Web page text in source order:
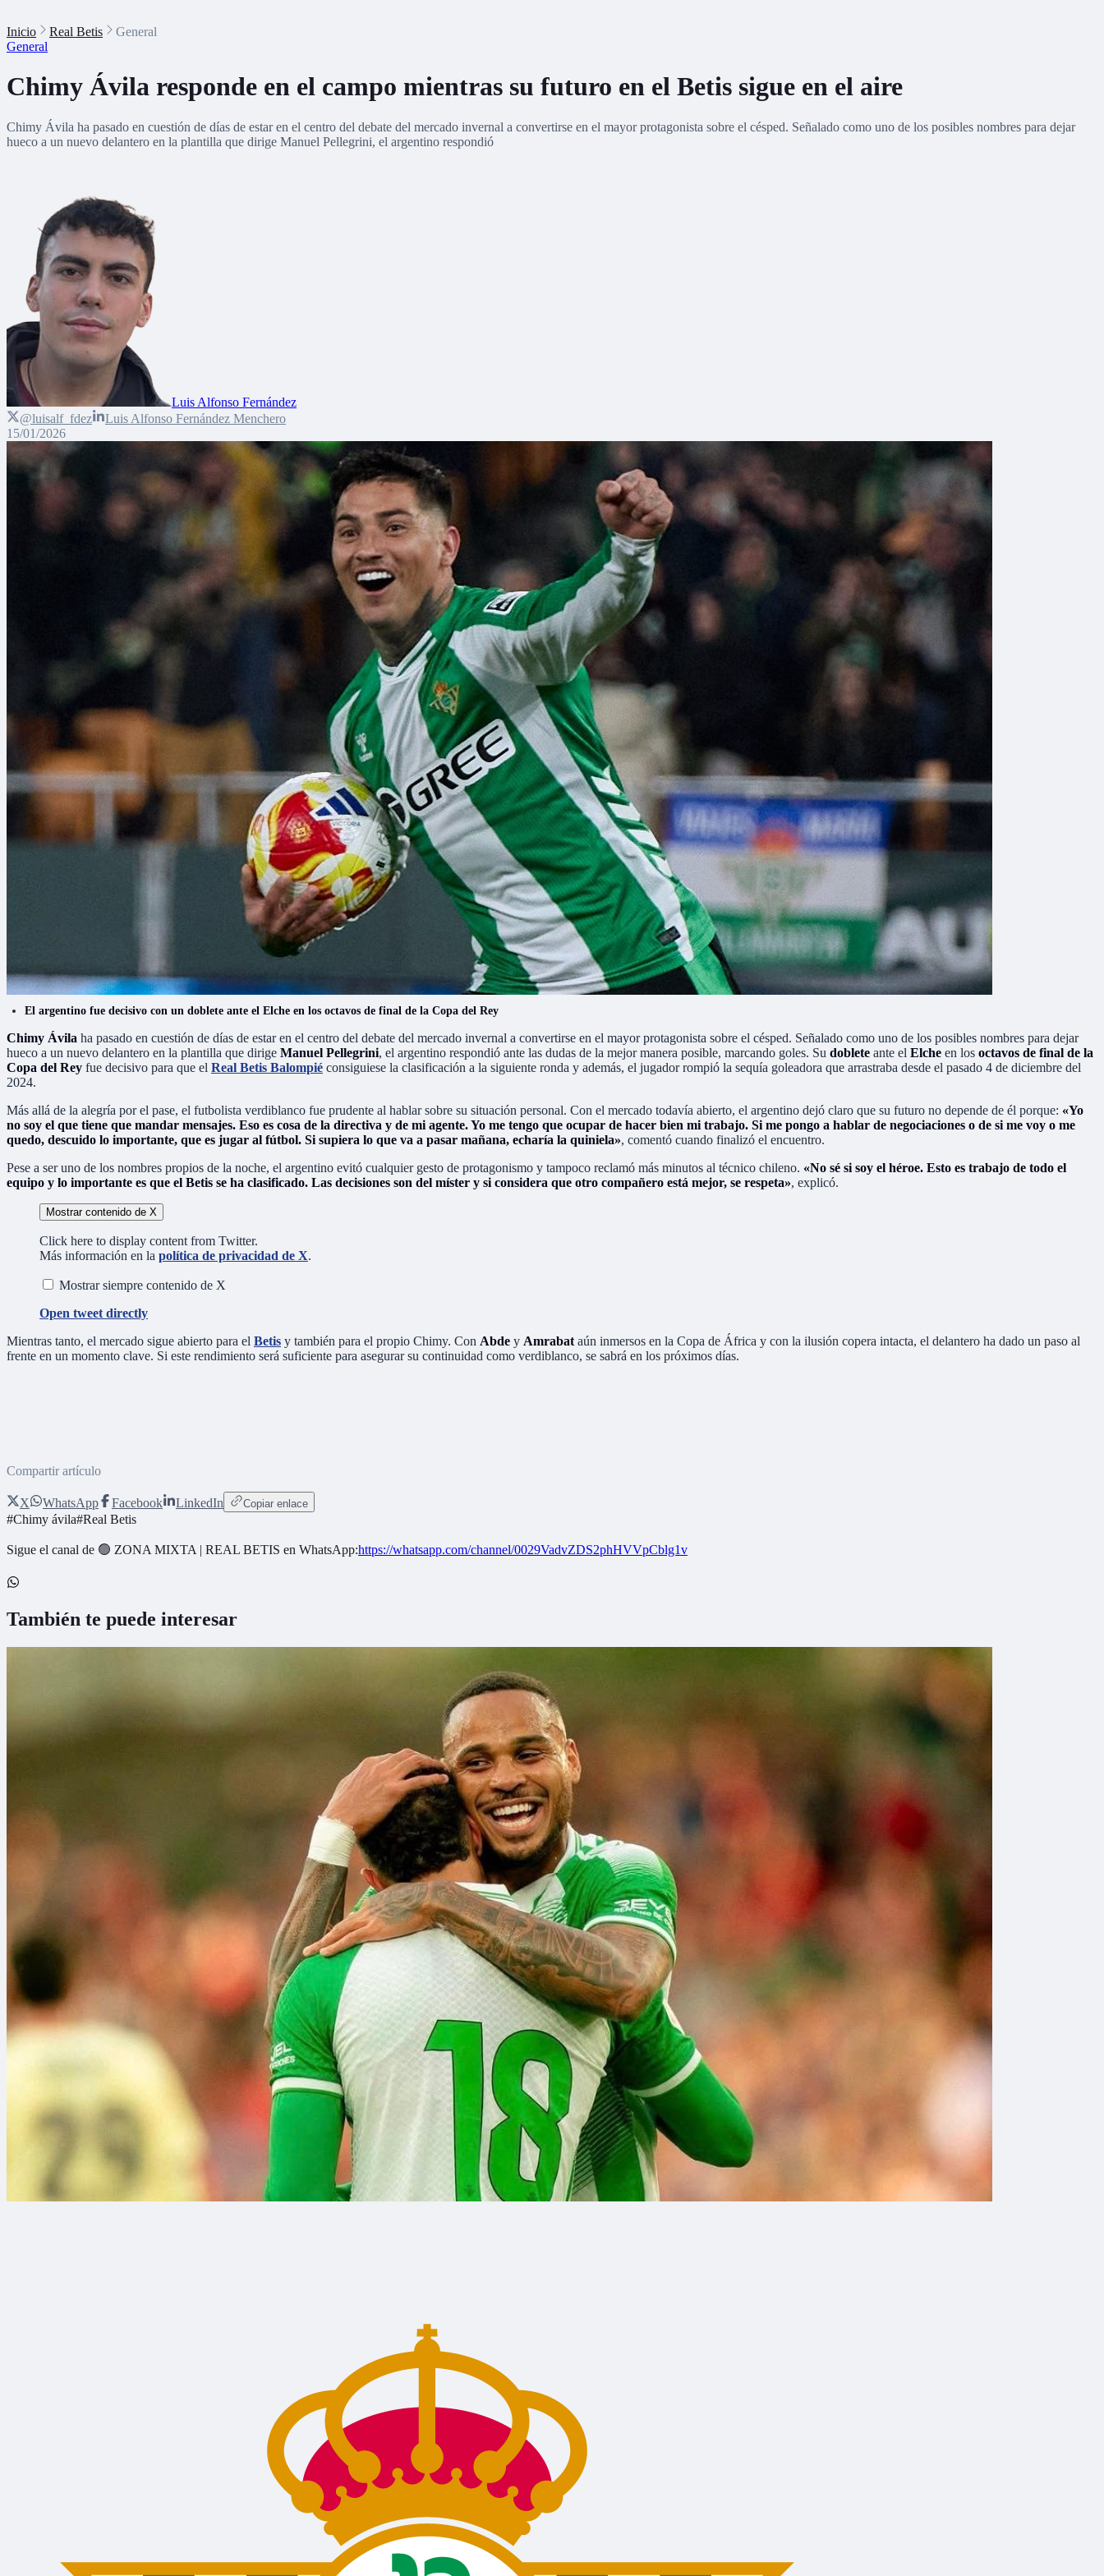
Inicio Real Betis
General
General
Chimy Ávila responde en el campo mientras su futuro en el Betis sigue en el aire
Chimy Ávila ha pasado en cuestión de días de estar en el centro del debate del mercado invernal a convertirse en el mayor protagonista sobre el césped. Señalado como uno de los posibles nombres para dejar
hueco a un nuevo delantero en la plantilla que dirige Manuel Pellegrini, el argentino respondió
Luis Alfonso Fernández
@luisalf_fdez
Luis Alfonso Fernández Menchero
15/01/2026
El argentino fue decisivo con un doblete ante el Elche en los octavos de final de la Copa del Rey
Chimy Ávila ha pasado en cuestión de días de estar en el centro del debate del mercado invernal a convertirse en el mayor protagonista sobre el césped. Señalado como uno de los posibles nombres para dejar
hueco a un nuevo delantero en la plantilla que dirige Manuel Pellegrini, el argentino respondió ante las dudas de la mejor manera posible, marcando goles. Su doblete ante el Elche en los octavos de final de la
Copa del Rey fue decisivo para que el Real Betis Balompié consiguiese la clasificación a la siguiente ronda y además, el jugador rompió la sequía goleadora que arrastraba desde el pasado 4 de diciembre del
2024.
Más allá de la alegría por el pase, el futbolista verdiblanco fue prudente al hablar sobre su situación personal. Con el mercado todavía abierto, el argentino dejó claro que su futuro no depende de él porque: «Yo
no soy el que tiene que mandar mensajes. Eso es cosa de la directiva y de mi agente. Yo me tengo que ocupar de hacer bien mi trabajo. Si me pongo a hablar de negociaciones o de si me voy o me
quedo, descuido lo importante, que es jugar al fútbol. Si supiera lo que va a pasar mañana, echaría la quiniela», comentó cuando finalizó el encuentro.
Pese a ser uno de los nombres propios de la noche, el argentino evitó cualquier gesto de protagonismo y tampoco reclamó más minutos al técnico chileno. «No sé si soy el héroe. Esto es trabajo de todo el
equipo y lo importante es que el Betis se ha clasificado. Las decisiones son del míster y si considera que otro compañero está mejor, se respeta», explicó.
Mostrar contenido de X
Click here to display content from Twitter.
Más información en la política de privacidad de X.
Mostrar siempre contenido de X
Open tweet directly
Mientras tanto, el mercado sigue abierto para el Betis y también para el propio Chimy. Con Abde y Amrabat aún inmersos en la Copa de África y con la ilusión copera intacta, el delantero ha dado un paso al
frente en un momento clave. Si este rendimiento será suficiente para asegurar su continuidad como verdiblanco, se sabrá en los próximos días.
Compartir artículo
X WhatsApp Facebook LinkedIn Copiar enlace
#Chimy ávila#Real Betis
Sigue el canal de 🟢 ZONA MIXTA | REAL BETIS en WhatsApp:https://whatsapp.com/channel/0029VadvZDS2phHVVpCblg1v
También te puede interesar